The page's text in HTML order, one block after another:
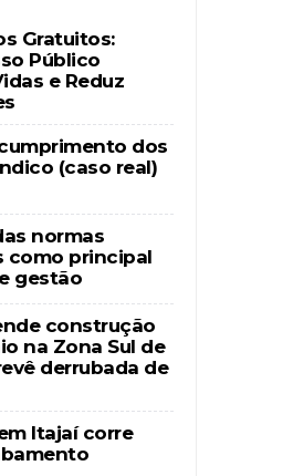
Gratuitos:
Público
e Reduz
dos
(caso real)
normas
como principal
gestão
construção
na Zona Sul de
derrubada de
Itajaí corre